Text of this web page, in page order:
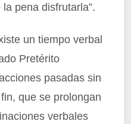
pena disfrutarla”.
un tiempo verbal
Pretérito
pasadas sin
que se prolongan
verbales